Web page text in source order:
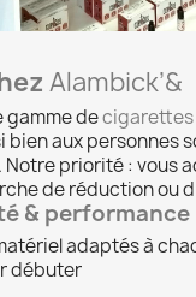
Alambick’&
gamme decigarettes
bien aux personnes
Notre priorité : vous
de réduction ou
& performance
adaptés à
débuter